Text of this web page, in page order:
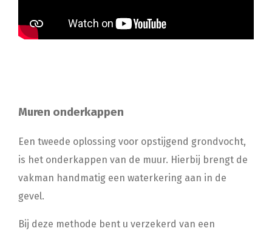
Muren onderkappen
Een tweede oplossing voor opstijgend grondvocht,
is het onderkappen van de muur. Hierbij brengt de
vakman handmatig een waterkering aan in de
gevel.
Bij deze methode bent u verzekerd van een